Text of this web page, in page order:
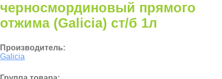
черносмординовый прямого
отжима (Galicia) ст/б 1л
Производитель:
Galicia